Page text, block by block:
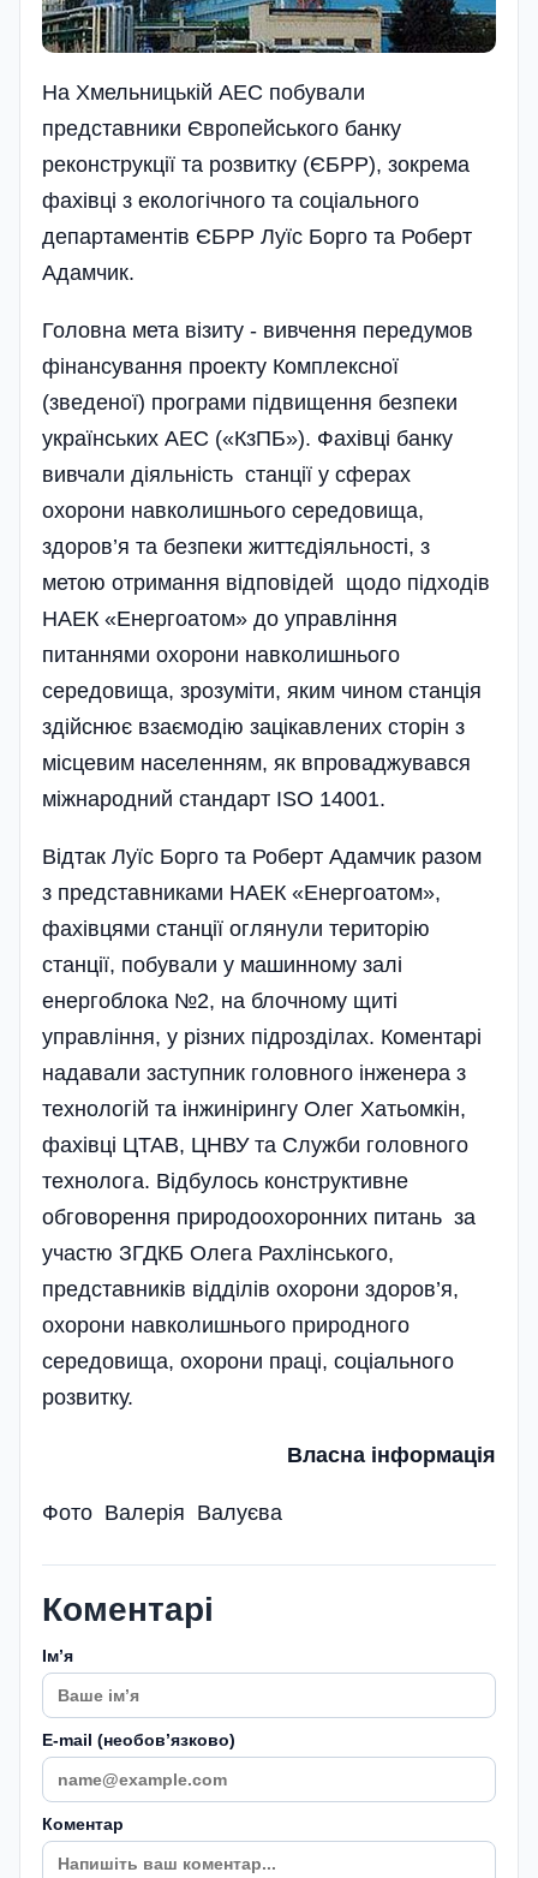
На Хмельницькій АЕС побували
представники Європейського банку
реконструкції та розвитку (ЄБРР), зокрема
фахівці з екологічного та соці­ального
департаментів ЄБРР Луїс Борго та Роберт
Адамчик.
Головна мета візиту - вивчення передумов
фінансування проекту Комплексної
(зведеної) програми підвищення безпеки
українських АЕС («КзПБ»). Фахівці банку
вивчали діяльність станції у сферах
охорони навколишнього середовища,
здоров’я та безпеки життєдіяльності, з
метою отримання відповідей щодо підходів
НАЕК «Енергоатом» до управління
питаннями охорони навколишнього
середовища, зрозуміти, яким чином станція
здійснює взаємодію зацікавлених сторін з
місцевим населенням, як впроваджувався
міжнародний стандарт ISO 14001.
Відтак Луїс Борго та Роберт Адамчик разом
з представниками НАЕК «Енергоатом»,
фахівцями станції оглянули територію
станції, побували у машинному залі
енергоблока №2, на блочному щиті
управління, у різних підрозділах. Коментарі
надавали заступник головного інженера з
технологій та інжинірингу Олег Хатьомкін,
фахівці ЦТАВ, ЦНВУ та Служби головного
технолога. Відбулось конструктивне
обговорення природоохоронних питань за
участю ЗГДКБ Олега Рахлінського,
представників відділів охорони здоров’я,
охорони навколишнього природного
середовища, охорони праці, соціального
розвитку.
Власна інформація
Фото Валерія Валуєва
Коментарі
Імʼя
E-mail (необовʼязково)
Коментар